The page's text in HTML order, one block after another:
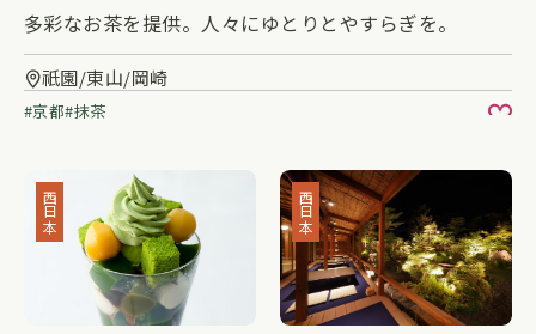
多彩なお茶を提供。人々にゆとりとやすらぎを。
祇園/東山/岡崎
京都 抹茶 お
西日本 西日本